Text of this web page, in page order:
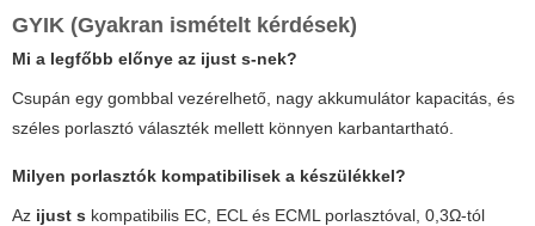
GYIK (Gyakran ismételt kérdések)
Mi a legfőbb előnye az ijust s-nek?
Csupán egy gombbal vezérelhető, nagy akkumulátor kapacitás, és
széles porlasztó választék mellett könnyen karbantartható.
Milyen porlasztók kompatibilisek a készülékkel?
Az ijust s kompatibilis EC, ECL és ECML porlasztóval, 0,3Ω-tól